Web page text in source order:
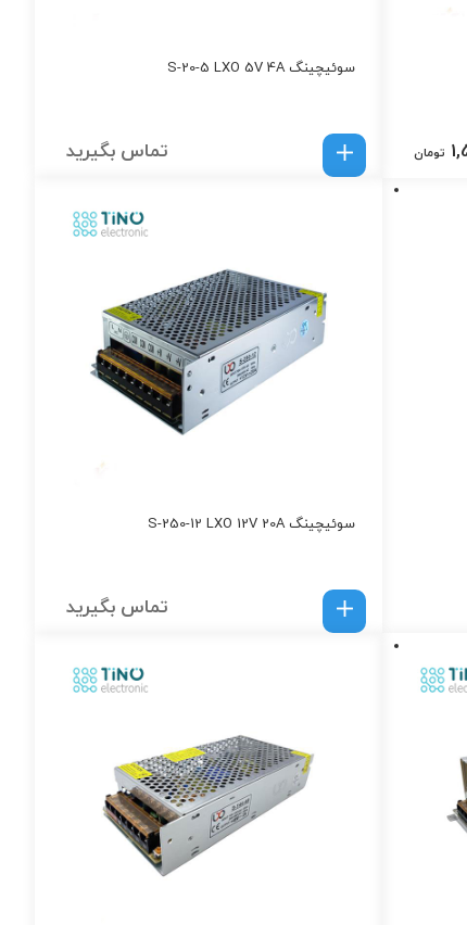
تومان
سوئیچینگ S-20-5 LXO 5V 4A
تماس بگیرید
سوئیچینگ S-250-12 LXO 12V 20A
تماس بگیرید